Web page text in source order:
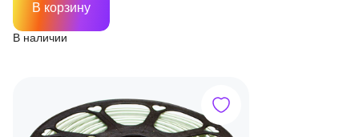
В наличии
В корзину